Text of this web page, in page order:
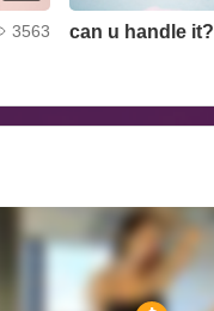
3563 can u handle it?